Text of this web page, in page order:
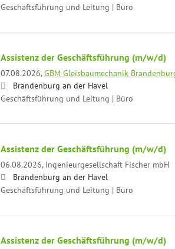
Geschäftsführung und Leitung | Büro
Assistenz der Geschäftsführung (m/w/d)
07.08.2026,GBM Gleisbaumechanik
Brandenburg an der Havel
Geschäftsführung und Leitung | Büro
Assistenz der Geschäftsführung (m/w/d)
06.08.2026, Ingenieurgesellschaft Fischer mbH
Brandenburg an der Havel
Geschäftsführung und Leitung | Büro
Assistenz der Geschäftsführung (m/w/d)